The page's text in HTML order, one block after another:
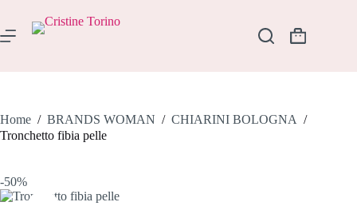
contenuto
Carrello
Home / BRANDS WOMAN / CHIARINI BOLOGNA /
Tronchetto fibia pelle
-50%